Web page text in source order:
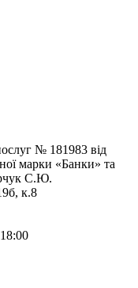
№ 181983 від
марки «Банки» та
С.Ю.
к.8